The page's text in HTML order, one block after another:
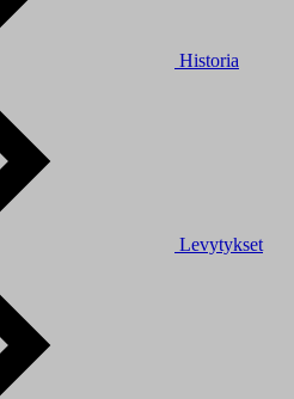
Historia
Levytykset